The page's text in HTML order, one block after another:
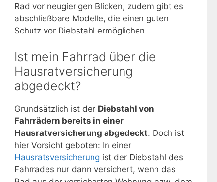
Rad vor neugierigen Blicken, zudem gibt es
abschließbare Modelle, die einen guten
Schutz vor Diebstahl ermöglichen.
Ist mein Fahrrad über die
Hausratversicherung
abgedeckt?
Grundsätzlich ist der Diebstahl von
Fahrrädern bereits in einer
Hausratversicherung abgedeckt. Doch ist
hier Vorsicht geboten: In einer
Hausratsversicherung ist der Diebstahl des
Fahrrades nur dann versichert, wenn das